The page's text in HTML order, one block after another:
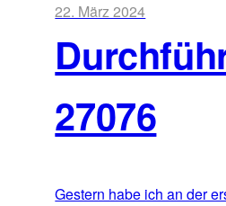
22. März 2024
27076
Gestern habe ich an der